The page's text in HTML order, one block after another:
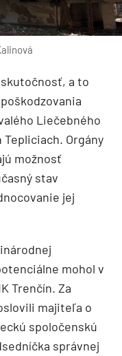
a to
Liečebného
Tepliciach. Orgány
možnosť
stav
jej
mohol v
Trenčín. Za
majiteľa o
spoločenskú
správnej